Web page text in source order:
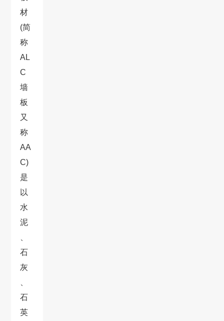
材
(简
称
AL
C
墙
板
又
称
AA
C)
是
以
水
泥
石
灰
石
英